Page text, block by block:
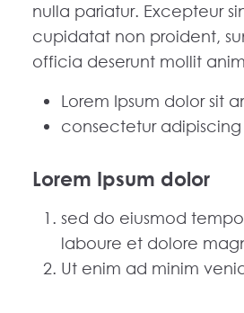
nulla pariatur. Excepteur
cupidatat non proident,
officia deserunt mollit
Lorem Ipsum dolor sit
consectetur
Lorem Ipsum dolor
sed do eiusmod
laboure et dolore
Ut enim ad minim